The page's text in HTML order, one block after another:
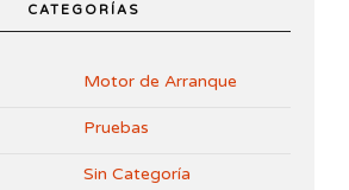
CATEGORÍAS
Motor de Arranque
Pruebas
Sin Categoría